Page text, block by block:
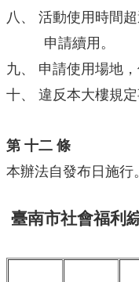
八、 活動使用時間
申請續用。
九、 申請使用場地
十、 違反本大樓規定
第 十二 條
本辦法自發布日施行。
臺南市社會福利